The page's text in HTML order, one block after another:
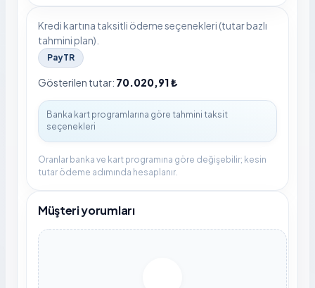
Kredi kartına taksitli ödeme seçenekleri (tutar bazlı
tahmini plan).
PayTR
Gösterilen tutar: 70.020,91 ₺
Oranlar banka ve kart programına göre değişebilir; kesin
tutar ödeme adımında hesaplanır.
Müşteri yorumları